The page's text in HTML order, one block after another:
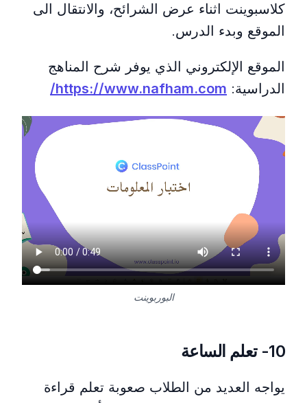
كلاسبوينت اثناء عرض الشرائح، والانتقال الى
الموقع وبدء الدرس.
الموقع الإلكتروني الذي يوفر شرح المناهج
الدراسية: https://www.nafham.com/
استخدام منصة نفهم لشرح المناهج الدراسية داخل عرض شرائح
البوربوينت
10- تعلم الساعة
يواجه العديد من الطلاب صعوبة تعلم قراءة